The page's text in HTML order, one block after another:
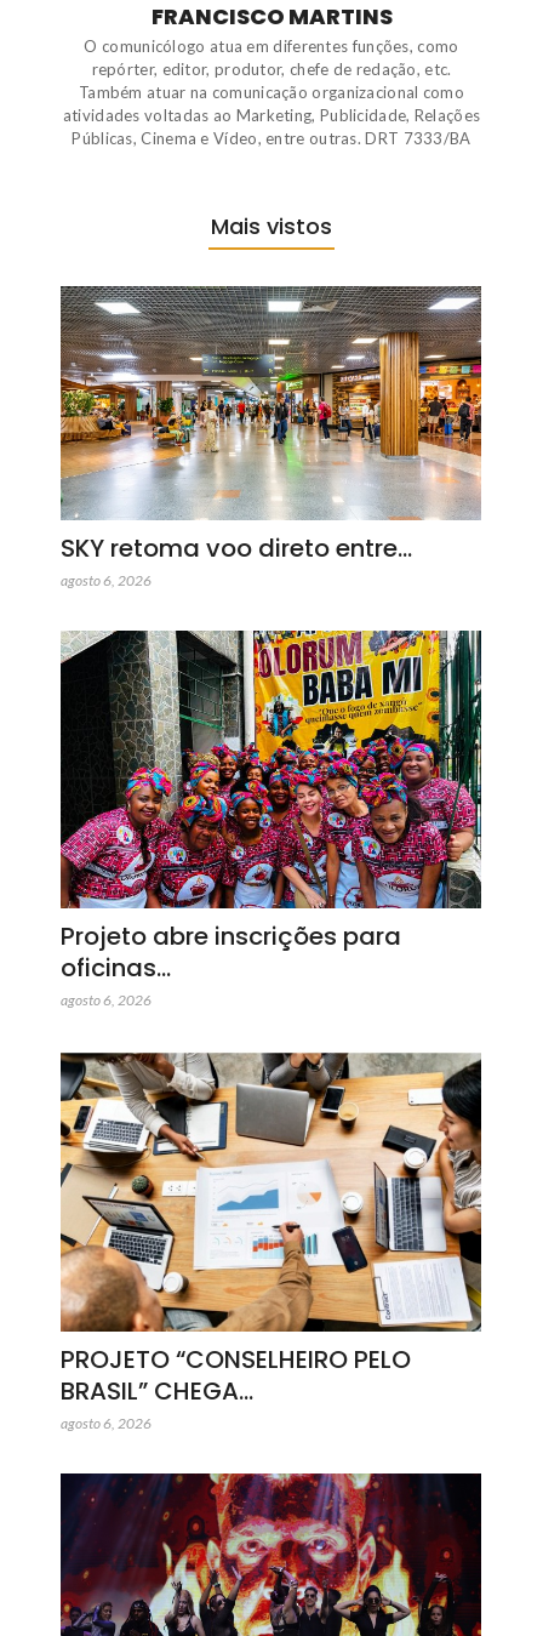
FRANCISCO MARTINS
O comunicólogo atua em diferentes funções, como
repórter, editor, produtor, chefe de redação, etc.
Também atuar na comunicação organizacional como
atividades voltadas ao Marketing, Publicidade, Relações
Públicas, Cinema e Vídeo, entre outras. DRT 7333/BA
Mais vistos
SKY retoma voo direto entre…
agosto 6, 2026
Projeto abre inscrições para
oficinas…
agosto 6, 2026
PROJETO “CONSELHEIRO PELO
BRASIL” CHEGA…
agosto 6, 2026